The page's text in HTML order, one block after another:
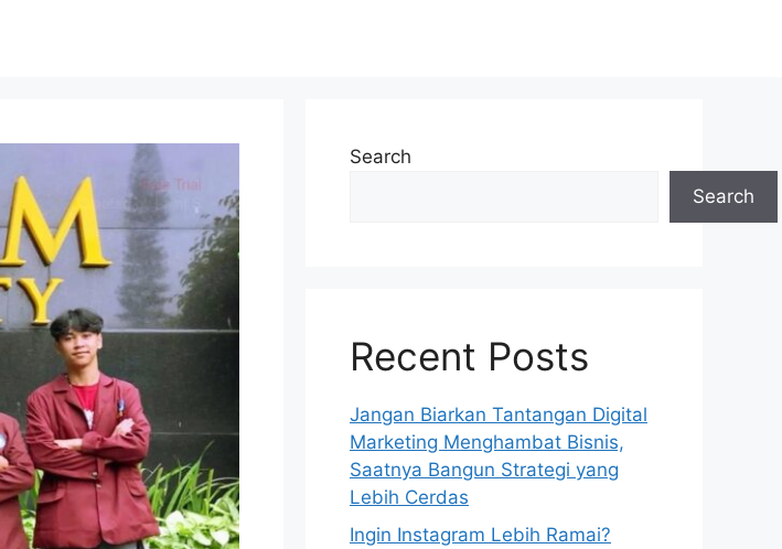
Search
Search
Recent Posts
Jangan Biarkan Tantangan Digital
Marketing Menghambat Bisnis,
Saatnya Bangun Strategi yang
Lebih Cerdas
Ingin Instagram Lebih Ramai?